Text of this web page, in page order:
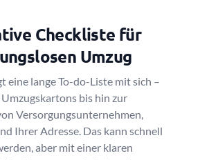
Checkliste für
Umzug
eine lange To-do-Liste mit sich –
bis hin zur
Versorgungsunternehmen,
Ihrer Adresse. Das kann schnell
aber mit einer klaren